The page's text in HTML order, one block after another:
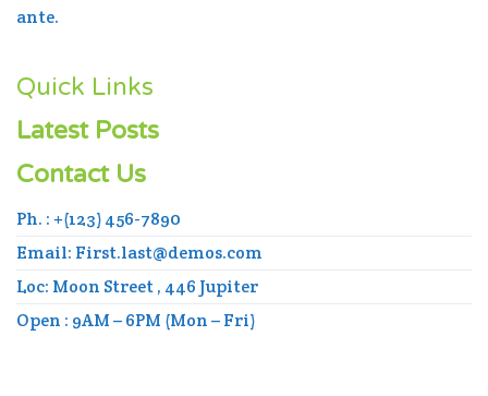
ante.
Quick Links
Latest Posts
Contact Us
Ph. : +(123) 456-7890
Email: First.last@demos.com
Loc: Moon Street , 446 Jupiter
Open : 9AM – 6PM (Mon – Fri)